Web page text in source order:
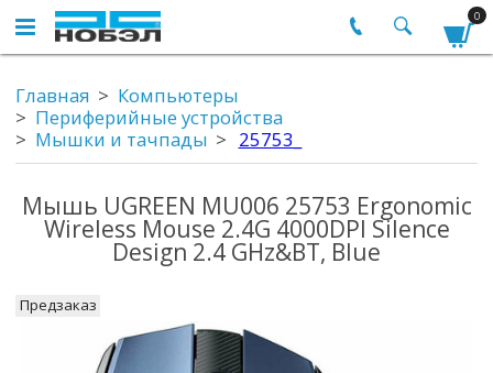
0
Главная
Компьютеры
Периферийные устройства
Мышки и тачпады
25753_
Мышь UGREEN MU006 25753 Ergonomic
Wireless Mouse 2.4G 4000DPI Silence
Design 2.4 GHz&BT, Blue
Предзаказ